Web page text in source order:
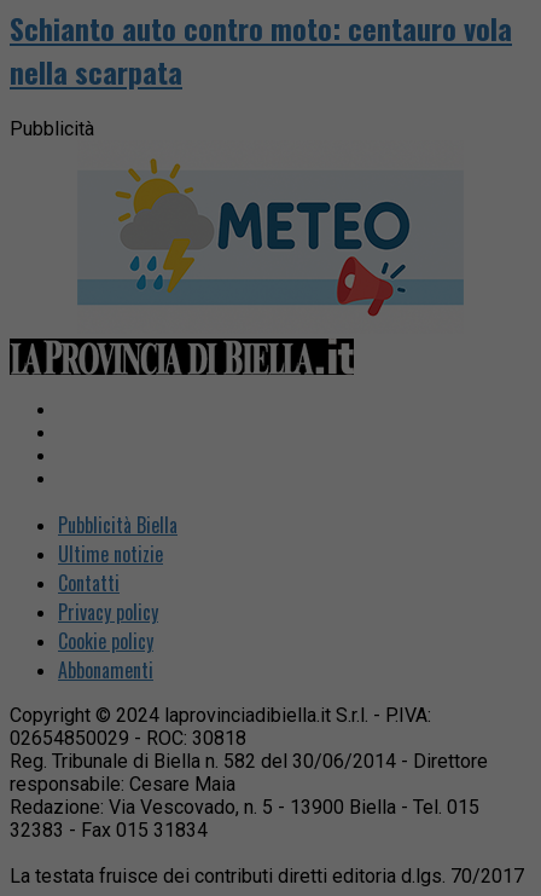
Schianto auto contro moto: centauro vola
nella scarpata
Pubblicità
Pubblicità Biella
Ultime notizie
Contatti
Privacy policy
Cookie policy
Abbonamenti
Copyright © 2024 laprovinciadibiella.it S.r.l. - P.IVA:
02654850029 - ROC: 30818
Reg. Tribunale di Biella n. 582 del 30/06/2014 - Direttore
responsabile: Cesare Maia
Redazione: Via Vescovado, n. 5 - 13900 Biella - Tel. 015
32383 - Fax 015 31834
La testata fruisce dei contributi diretti editoria d.lgs. 70/2017